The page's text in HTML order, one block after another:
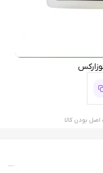
بودن کالا